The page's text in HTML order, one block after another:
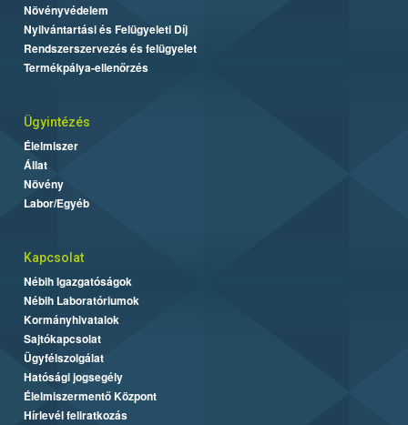
Növényvédelem
Nyilvántartási és Felügyeleti Díj
Rendszerszervezés és felügyelet
Termékpálya-ellenőrzés
Ügyintézés
Élelmiszer
Állat
Növény
Labor/Egyéb
Kapcsolat
Nébih Igazgatóságok
Nébih Laboratóriumok
Kormányhivatalok
Sajtókapcsolat
Ügyfélszolgálat
Hatósági jogsegély
Élelmiszermentő Központ
Hírlevél feliratkozás